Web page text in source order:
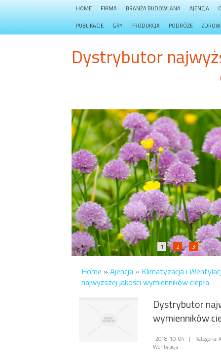
HOME FIRMA BRANŻA BUDOWLANA AJENCJA
PUBLIKACJE GRY PRODUKCJA PODRÓŻE
Dystrybutor
1 2 3
Home » Ajencja » Klimatyzacja i
najwyższej jakości wymienników ciepła
Dystrybutor
wymienników
2018-10-04 |
Kategoria:
Wentylacja